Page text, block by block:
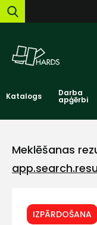
Katalogs Darba
apģērbi
Meklēšanas
IZPĀRDOŠANA